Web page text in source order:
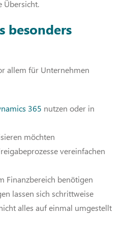
Übersicht.
besonders
allem für Unternehmen
365 nutzen oder in
möchten
vereinfachen
Finanzbereich benötigen
lassen sich schrittweise
alles auf einmal umgestellt